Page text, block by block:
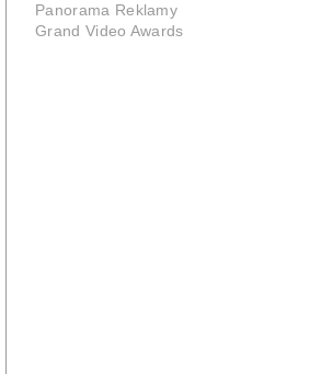
Panorama Reklamy
Grand Video Awards